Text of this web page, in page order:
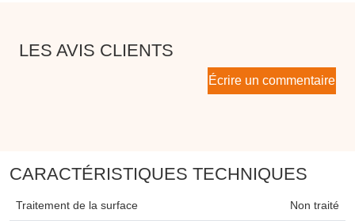
LES AVIS CLIENTS
Écrire un commentaire
CARACTÉRISTIQUES TECHNIQUES
Traitement de la surface Non traité